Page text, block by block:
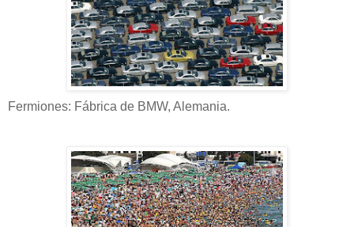
Fermiones: Fábrica de BMW, Alemania.